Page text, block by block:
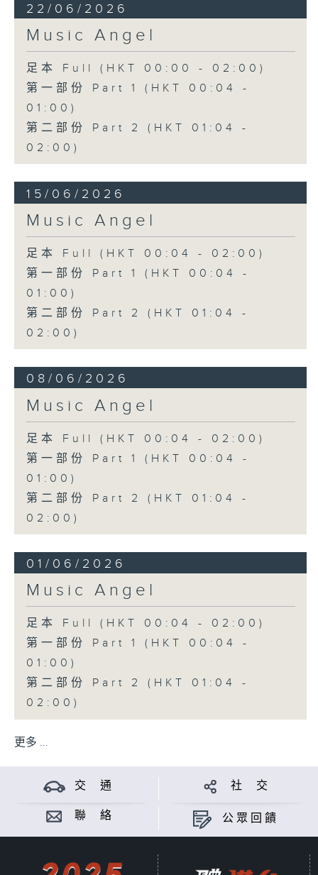
22/06/2026
Music Angel
足本 Full (HKT 00:00 - 02:00)
第一部份 Part 1 (HKT 00:04 -
01:00)
第二部份 Part 2 (HKT 01:04 -
02:00)
15/06/2026
Music Angel
足本 Full (HKT 00:04 - 02:00)
第一部份 Part 1 (HKT 00:04 -
01:00)
第二部份 Part 2 (HKT 01:04 -
02:00)
08/06/2026
Music Angel
足本 Full (HKT 00:04 - 02:00)
第一部份 Part 1 (HKT 00:04 -
01:00)
第二部份 Part 2 (HKT 01:04 -
02:00)
01/06/2026
Music Angel
足本 Full (HKT 00:04 - 02:00)
第一部份 Part 1 (HKT 00:04 -
01:00)
第二部份 Part 2 (HKT 01:04 -
02:00)
更多 ...
交 通 社 交
聯 絡 公眾回饋